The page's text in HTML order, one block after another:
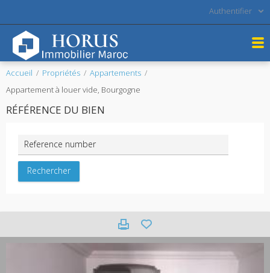
Authentifier
Accueil Propriétés
Appartements
Appartement à louer vide, Bourgogne
RÉFÉRENCE DU BIEN